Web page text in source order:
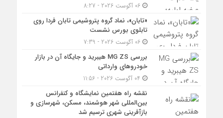
06 آگوست 2026 - 8:27
«تابان»، نماد گروه پتروشیمی تابان فردا روی
تابلوی بورس نشست
06 آگوست 2026 - 7:39
بررسی MG ZS هیبرید و جایگاه آن در بازار
خودروهای وارداتی
نقشه راه هفتمین نمایشگاه و کنفرانس
بین‌المللی شهر هوشمند، مسکن، شهرسازی و
بازآفرینی شهری ترسیم شد